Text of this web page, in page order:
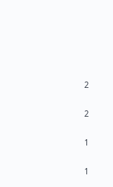
2
2
1
1